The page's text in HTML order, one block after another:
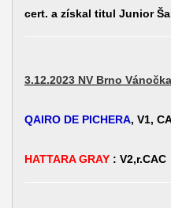
cert. a získal titul Junior
3.12.2023 NV Brno
QAIRO DE PICHERA, V1,
HATTARA GRAY: V2,r.CAC